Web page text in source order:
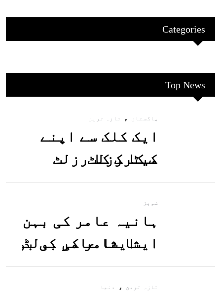
Categories
Top News
پاکستان , تازہ ترین
ایک کلک سے اپنے
میٹرک کا رزلٹ
معلوم کریں
شوبز
ہانیہ عامر کی بہن
ایشا عامر کی بولڈ
تصاویر وائرل ہو
گئیں
تازہ ترین , دنیا